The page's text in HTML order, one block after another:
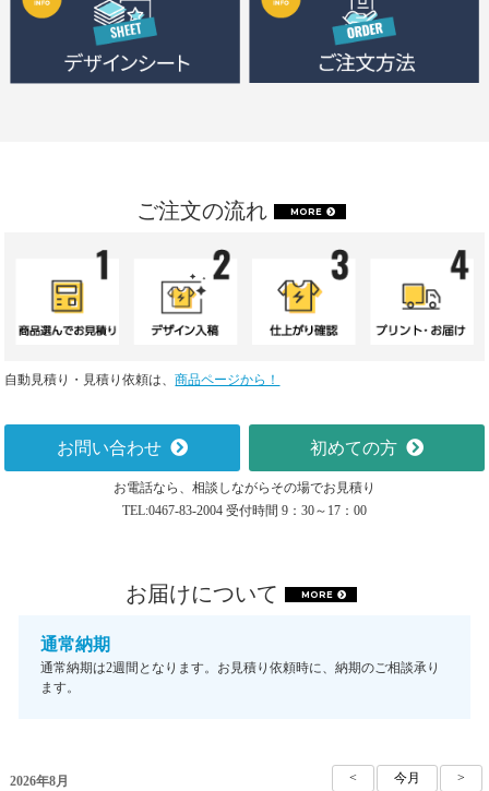
ご注文の流れ MORE
自動見積り・見積り依頼は、商品ページから！
お問い合わせ 初めての方
お電話なら、相談しながらその場でお見積り
TEL:0467-83-2004 受付時間 9：30～17：00
お届けについて MORE
通常納期
通常納期は2週間となります。お見積り依頼時に、納期のご相談承り
ます。
2026年8月